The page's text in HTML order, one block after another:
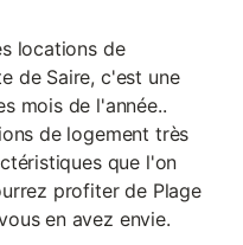
locations de
de Saire, c'est une
mois de l'année..
de logement très
que l'on
profiter de Plage
en avez envie.